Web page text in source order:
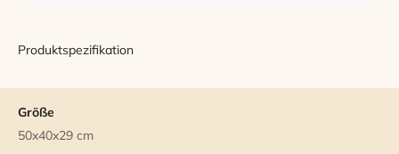
Produktspezifikation
Größe
50x40x29 cm